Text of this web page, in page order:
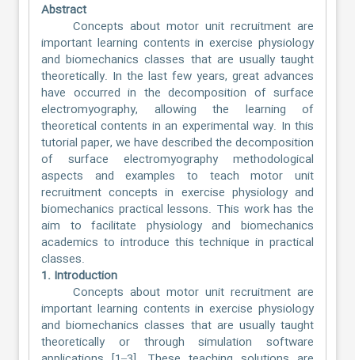
Abstract
Concepts about motor unit recruitment are
important learning contents in exercise physiology
and biomechanics classes that are usually taught
theoretically. In the last few years, great advances
have occurred in the decomposition of surface
electromyography, allowing the learning of
theoretical contents in an experimental way. In this
tutorial paper, we have described the decomposition
of surface electromyography methodological
aspects and examples to teach motor unit
recruitment concepts in exercise physiology and
biomechanics practical lessons. This work has the
aim to facilitate physiology and biomechanics
academics to introduce this technique in practical
classes.
1. Introduction
Concepts about motor unit recruitment are
important learning contents in exercise physiology
and biomechanics classes that are usually taught
theoretically or through simulation software